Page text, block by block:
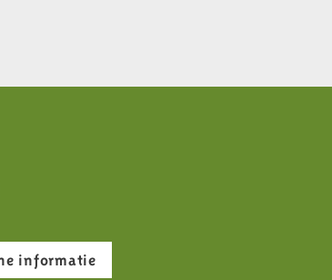
informatie